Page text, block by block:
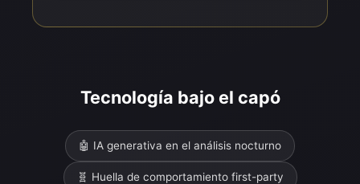
Tecnología bajo el capó
🤖 IA generativa en el análisis nocturno
🧬 Huella de comportamiento first-party